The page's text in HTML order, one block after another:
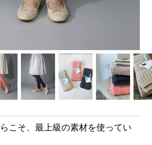
こそ、最上級の素材を使ってい